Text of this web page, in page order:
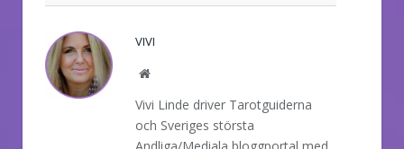
VIVI
Website
Vivi Linde driver Tarotguiderna
och Sveriges största